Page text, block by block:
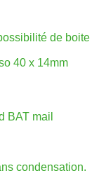
de boite
40 x 14mm
BAT mail
condensation.